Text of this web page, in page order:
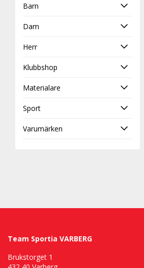
Barn
Dam
Herr
Klubbshop
Materialare
Sport
Varumärken
Team Sportia VARBERG
Brukstorget 1